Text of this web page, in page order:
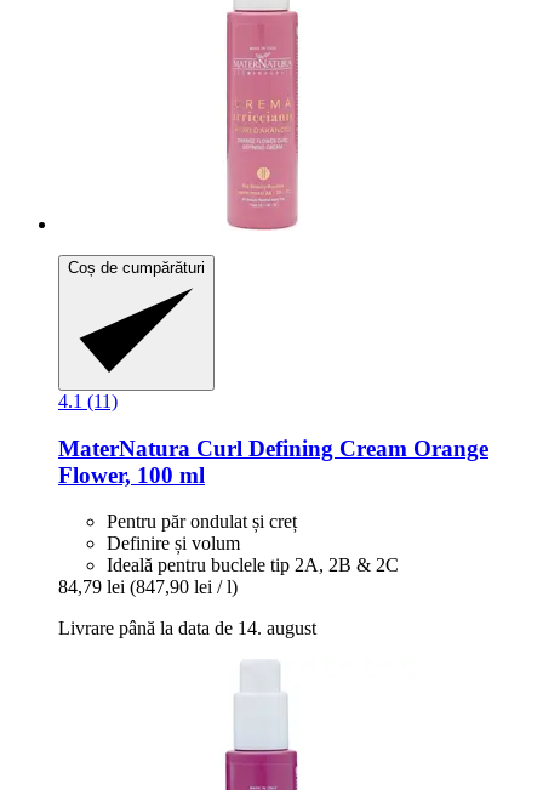
Coș de cumpărături
4.1 (11)
MaterNatura Curl Defining Cream Orange
Flower, 100 ml
Pentru păr ondulat și creț
Definire și volum
Ideală pentru buclele tip 2A, 2B & 2C
84,79 lei (847,90 lei / l)
Livrare până la data de 14. august